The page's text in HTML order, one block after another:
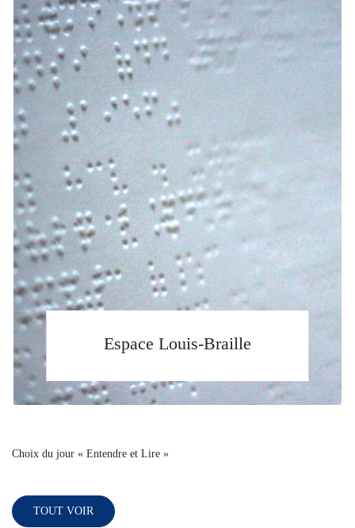
Espace Louis-Braille
Choix du jour « Entendre et Lire »
TOUT VOIR